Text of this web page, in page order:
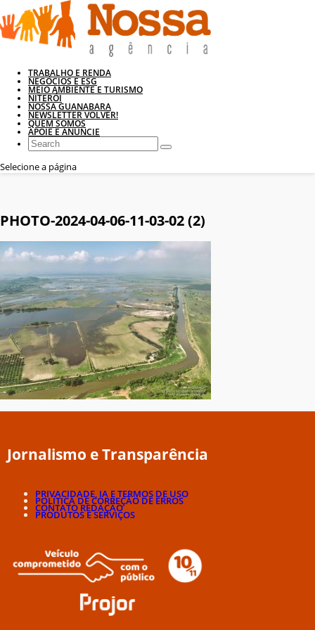
TRABALHO E RENDA
NEGÓCIOS E ESG
MEIO AMBIENTE E TURISMO
NITERÓI
NOSSA GUANABARA
NEWSLETTER VOLVER!
QUEM SOMOS
APOIE E ANUNCIE
Selecione a página
PHOTO-2024-04-06-11-03-02 (2)
Jornalismo e Transparência
PRIVACIDADE, IA E TERMOS DE USO
POLÍTICA DE CORREÇÃO DE ERROS
CONTATO REDAÇÃO
PRODUTOS E SERVIÇOS